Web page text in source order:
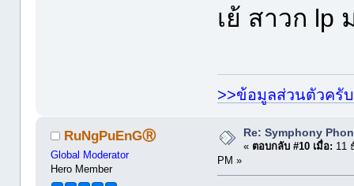
เย้ สาวก lp
>>ข้อมูลส่วนตัวครับ
RuNgPuEnGⓇ
Global Moderator
Hero Member
Re: Symphony
« ตอบกลับ #10 เมื่อ: 11
PM »